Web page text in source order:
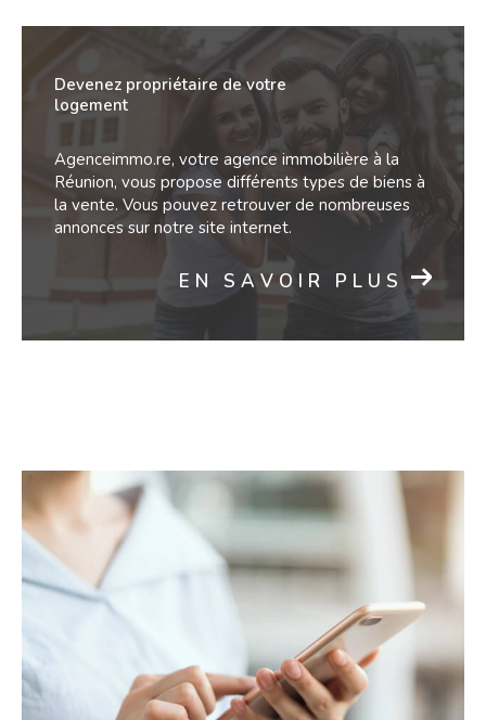
Devenez propriétaire de votre
logement
Agenceimmo.re, votre agence immobilière à la
Réunion, vous propose différents types de biens à
la vente. Vous pouvez retrouver de nombreuses
annonces sur notre site internet.
EN SAVOIR PLUS